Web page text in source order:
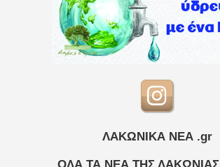
ΛΑΚΩΝΙΚΑ ΝΕΑ .gr